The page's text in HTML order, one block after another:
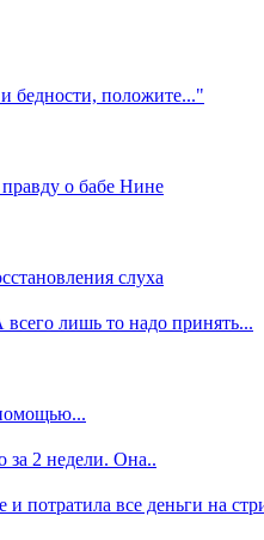
бедности, положите..."
правду о бабе Нине
слуха
всего лишь то надо принять...
за 2 недели. Она..
потратила все деньги на